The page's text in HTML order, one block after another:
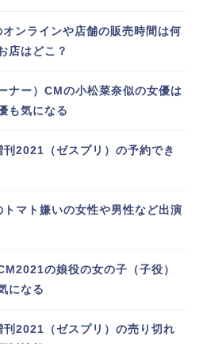
ンラインや店舗の販売時間は何
店はどこ？
ナー）CMの小松菜奈似の女優は
も気になる
2021（ゼスプリ）の予約でき
トマト嫌いの女性や男性など出演
の娘役の女の子（子役）
になる
2021（ゼスプリ）の売り切れ